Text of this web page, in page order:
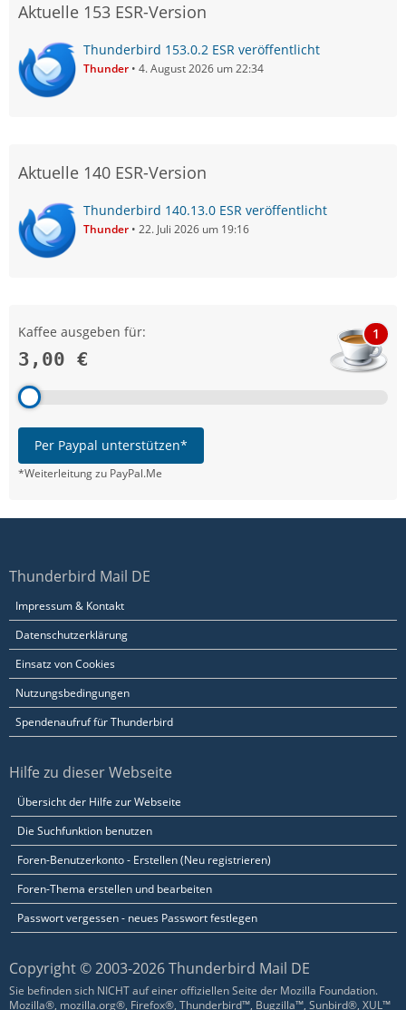
Aktuelle 153 ESR-Version
Thunderbird 153.0.2 ESR veröffentlicht
Thunder 4. August 2026 um 22:34
Aktuelle 140 ESR-Version
Thunderbird 140.13.0 ESR veröffentlicht
Thunder 22. Juli 2026 um 19:16
Kaffee ausgeben für:
3,00 €
1
Per Paypal unterstützen*
*Weiterleitung zu PayPal.Me
Thunderbird Mail DE
Impressum & Kontakt
Datenschutzerklärung
Einsatz von Cookies
Nutzungsbedingungen
Spendenaufruf für Thunderbird
Hilfe zu dieser Webseite
Übersicht der Hilfe zur Webseite
Die Suchfunktion benutzen
Foren-Benutzerkonto - Erstellen (Neu registrieren)
Foren-Thema erstellen und bearbeiten
Passwort vergessen - neues Passwort festlegen
Copyright © 2003-2026 Thunderbird Mail DE
Sie befinden sich NICHT auf einer offiziellen Seite der Mozilla Foundation.
Mozilla®, mozilla.org®, Firefox®, Thunderbird™, Bugzilla™, Sunbird®, XUL™